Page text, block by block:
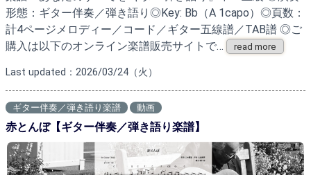
形態：ギター伴奏／弾き語り◎Key: Bb（A 1capo）◎頁数：
計4ページメロディー／コード／ギター五線譜／TAB譜 ◎ご
購入は以下のオンライン楽譜販売サイトで…
read more
Last updated：2026/03/24（火）
ギター伴奏／弾き語り楽譜 動画
赤とんぼ【ギター伴奏／弾き語り楽譜】